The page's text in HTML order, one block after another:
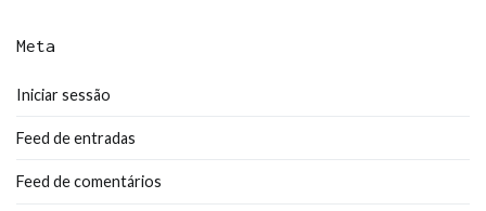
Meta
Iniciar sessão
Feed de entradas
Feed de comentários